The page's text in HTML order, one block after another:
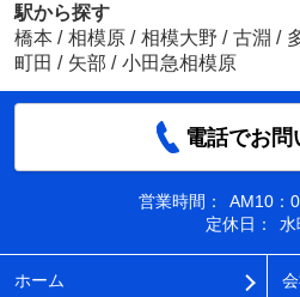
駅から探す
橋本 / 相模原 / 相模大野 / 古淵 /
町田 / 矢部 / 小田急相模原
電話でお問
営業時間：
AM10：
定休日：
水
ホーム